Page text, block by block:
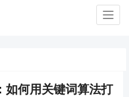
如何用关键词算法打